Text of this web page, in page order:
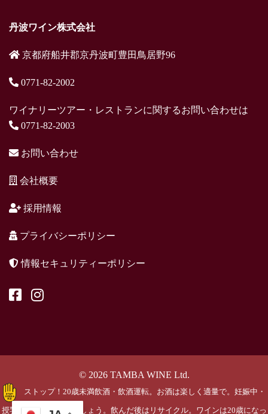
丹波ワイン株式会社
京都府船井郡京丹波町豊田鳥居野96
0771-82-2002
ワイナリーツアー・レストランに関するお問い合わせは
0771-82-2003
お問い合わせ
会社概要
採用情報
プライバシーポリシー
情報セキュリティーポリシー
© 2026 TAMBA WINE Ltd.
ストップ！20歳未満飲酒・飲酒運転。お酒は楽しく適量で。妊娠中・
授乳期の飲酒はやめましょう。飲んだ後はリサイクル。ワインは20歳になっ